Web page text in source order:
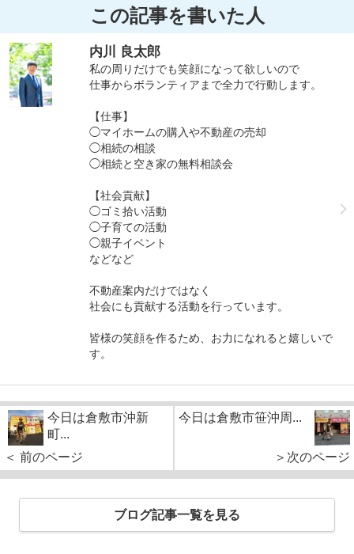
この記事を書いた人
内川 良太郎
私の周りだけでも笑顔になって欲しいので
仕事からボランティアまで全力で行動します。
【仕事】
◯マイホームの購入や不動産の売却
◯相続の相談
◯相続と空き家の無料相談会
【社会貢献】
◯ゴミ拾い活動
◯子育ての活動
◯親子イベント
などなど
不動産案内だけではなく
社会にも貢献する活動を行っています。
皆様の笑顔を作るため、お力になれると嬉しいで
す。
今日は倉敷市沖新
町...
＜ 前のページ
今日は倉敷市笹沖周...
＞次のページ
ブログ記事一覧を見る